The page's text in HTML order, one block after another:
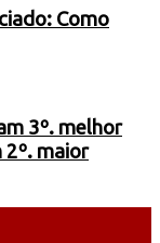
Como
3º. melhor
2º. maior